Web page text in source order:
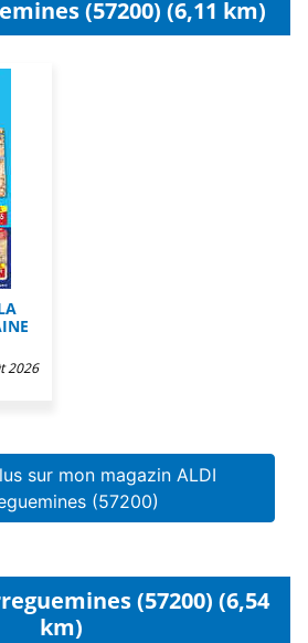
(57200) (6,11 km)
2026
sur mon magazin ALDI
(57200)
(57200) (6,54
km)